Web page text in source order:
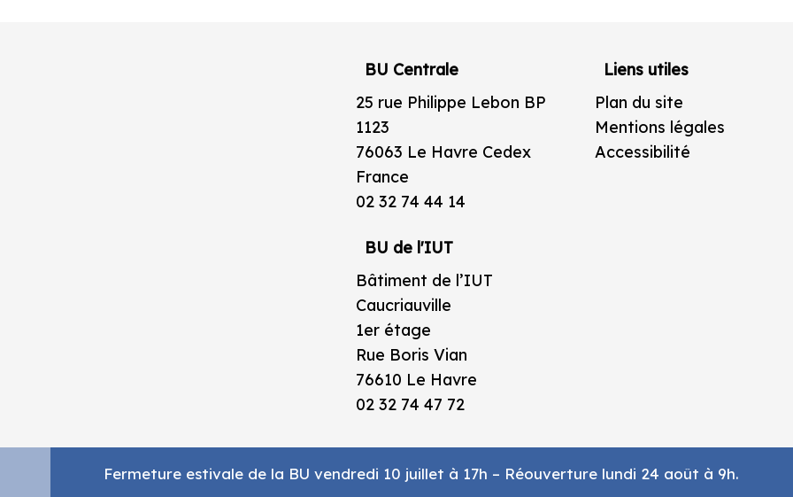
Fermeture estivale de la BU vendredi 10 juillet à 17h – Réouverture lundi 24 août à 9h.
BU Centrale
25 rue Philippe Lebon BP
1123
76063 Le Havre Cedex
France
02 32 74 44 14
BU de l'IUT
Bâtiment de l’IUT
Caucriauville
1er étage
Rue Boris Vian
76610 Le Havre
02 32 74 47 72
Liens utiles
Plan du site
Mentions légales
Accessibilité